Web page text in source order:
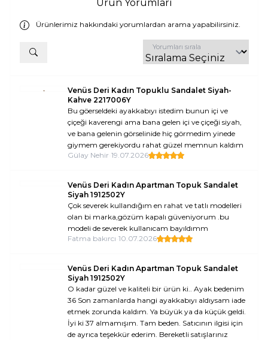
Ürün Yorumları
Ürünlerimiz hakkındaki yorumlardan arama yapabilirsiniz.
Yorumları sırala
Venüs Deri Kadın Topuklu Sandalet Siyah-
Kahve 2217006Y
Bu göerseldeki ayakkabıyı istedim bunun içi ve
çiçeği kaverengi ama bana gelen içi ve çiçeği siyah,
ve bana gelenin görselinide hiç görmedim yinede
giymem gerekiyordu rahat güzel memnun kaldım
Gülay Nehir 19.07.2026
Venüs Deri Kadın Apartman Topuk Sandalet
Siyah 1912502Y
Çok severek kullandığım en rahat ve tatlı modelleri
olan bi marka,gözüm kapalı güveniyorum .bu
modeli de severek kullanıcam bayıldımm
Fatma bakırcı 10.07.2026
Venüs Deri Kadın Apartman Topuk Sandalet
Siyah 1912502Y
O kadar güzel ve kaliteli bir ürün ki.. Ayak bedenim
36 Son zamanlarda hangi ayakkabıyı aldıysam iade
etmek zorunda kaldım. Ya büyük ya da küçük geldi.
İyi ki 37 almamışım. Tam beden. Satıcının ilgisi için
de ayrıca teşekkür ederim. Bereketli satışlarınız